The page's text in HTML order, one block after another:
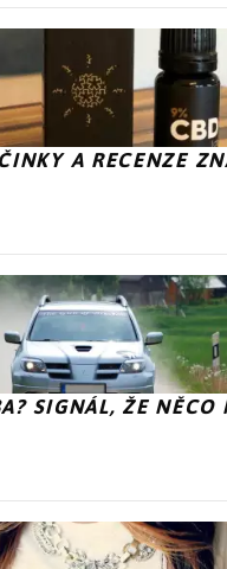
A RECENZE
SIGNÁL, ŽE NĚCO